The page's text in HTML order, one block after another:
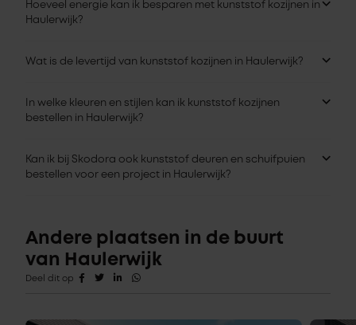
Hoeveel energie kan ik besparen met kunststof kozijnen in
Haulerwijk?
Wat is de levertijd van kunststof kozijnen in Haulerwijk?
In welke kleuren en stijlen kan ik kunststof kozijnen
bestellen in Haulerwijk?
Kan ik bij Skodora ook kunststof deuren en schuifpuien
bestellen voor een project in Haulerwijk?
Andere plaatsen in de buurt
van Haulerwijk
Deel dit op